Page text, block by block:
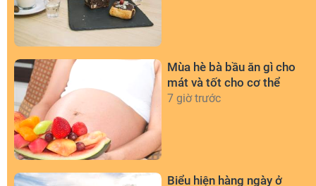
Mùa hè bà bầu ăn gì cho
mát và tốt cho cơ thể
7 giờ trước
Biểu hiện hàng ngày ở